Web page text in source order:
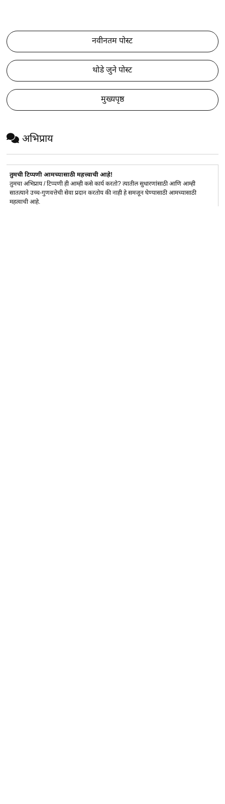
नवीनतम पोस्ट
थोडे जुने पोस्ट
मुख्यपृष्ठ
अभिप्राय
तुमची टिप्पणी आमच्यासाठी महत्त्वाची आहे!
तुमचा अभिप्राय / टिप्पणी ही आम्ही कसे कार्य करतो? त्यातील सुधारणांसाठी आणि आम्ही
सातत्याने उच्च-गुणवत्तेची सेवा प्रदान करतोय की नाही हे समजून घेण्यासाठी आमच्यासाठी
महत्वाची आहे.